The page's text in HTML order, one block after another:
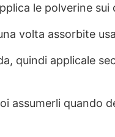
le polverine sui
volta assorbite
quindi applicale
assumerli quando